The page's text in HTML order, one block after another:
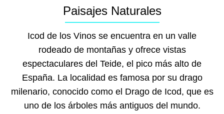
Paisajes Naturales
Icod de los Vinos se encuentra en un valle
rodeado de montañas y ofrece vistas
espectaculares del Teide, el pico más alto de
España. La localidad es famosa por su drago
milenario, conocido como el Drago de Icod, que es
uno de los árboles más antiguos del mundo.